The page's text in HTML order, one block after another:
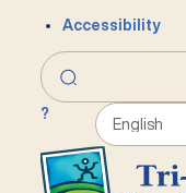
Accessibility
?